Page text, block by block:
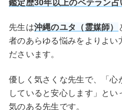
鑑定歴30年以上のベテラン占
先生は沖縄のユタ（霊媒師）
者のあらゆる悩みをよりよい
ださいます。
優しく気さくな先生で、「
していると安心します」と
気のある先生です。